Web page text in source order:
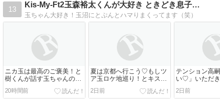
13
Kis-My-Ft2玉森裕太くんが大好き ときどき息子…
玉ちゃん大好き！玉沼にとぷんとハマりまくってます（笑）
ニカ玉は最高のご褒美！と
樹くんが話す玉ちゃんの優
男エピソード♡
20時間前
夏は京都へ行こう♡もしツ
ア玉ロケ地巡り！とキスマ
イ情報盛りだくさん＆8/5ま
いたま
2日前
テンション高
い♡」いただ
大阪夜公演
2日前